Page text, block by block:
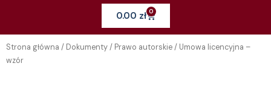
0.00 zł 0Cart
Strona główna / Dokumenty/ Prawo autorskie/ Umowa licencyjna –
wzór